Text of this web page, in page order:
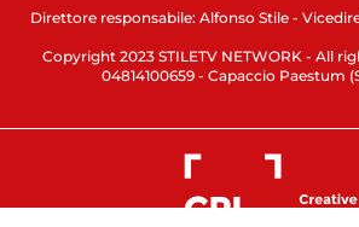
Direttore responsabile: Alfonso Stile -
Copyright 2023 STILETV NETWORK - All
04814100659 - Capaccio Paestum